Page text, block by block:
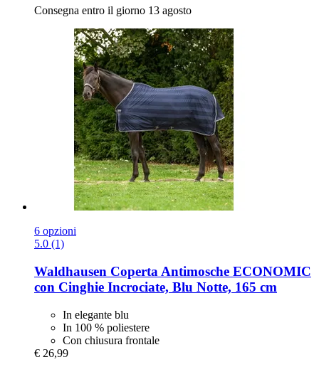
Consegna entro il giorno 13 agosto
6 opzioni
5.0 (1)
Waldhausen Coperta Antimosche ECONOMIC
con Cinghie Incrociate, Blu Notte, 165 cm
In elegante blu
In 100 % poliestere
Con chiusura frontale
€ 26,99